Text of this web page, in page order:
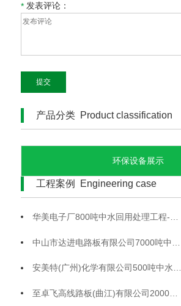
*发表评论：
提交
产品分类 Product classification
环保设备展示
工程案例 Engineering case
安美特(广州)化学有限公司500吨中水回用处理工程-华尔信环保
至卓飞高线路板(曲江)有限公司2000吨中水回用处理工程-华尔信环保